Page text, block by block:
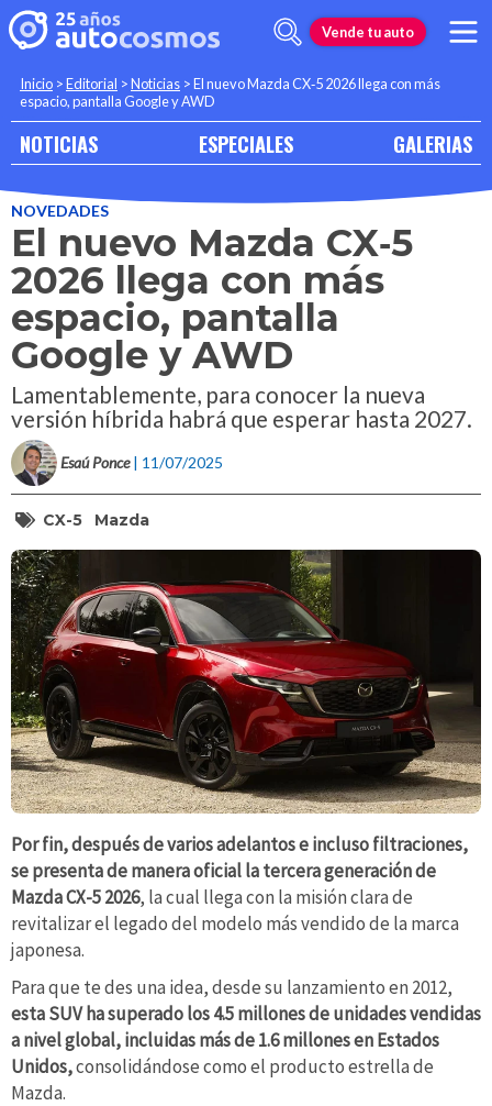
Vende tu auto
Inicio >Editorial >Noticias >El nuevo Mazda CX‑5 2026 llega con más
espacio, pantalla Google y AWD
NOTICIAS ESPECIALES GALERIAS
NOVEDADES
El nuevo Mazda CX‑5
2026 llega con más
espacio, pantalla
Google y AWD
Lamentablemente, para conocer la nueva
versión híbrida habrá que esperar hasta 2027.
Esaú Ponce | 11/07/2025
CX-5 Mazda
Por fin, después de varios adelantos e incluso filtraciones,
se presenta de manera oficial la tercera generación de
Mazda CX-5 2026, la cual llega con la misión clara de
revitalizar el legado del modelo más vendido de la marca
japonesa.
Para que te des una idea, desde su lanzamiento en 2012,
esta SUV ha superado los 4.5 millones de unidades vendidas
a nivel global, incluidas más de 1.6 millones en Estados
Unidos,consolidándose como el producto estrella de
Mazda.